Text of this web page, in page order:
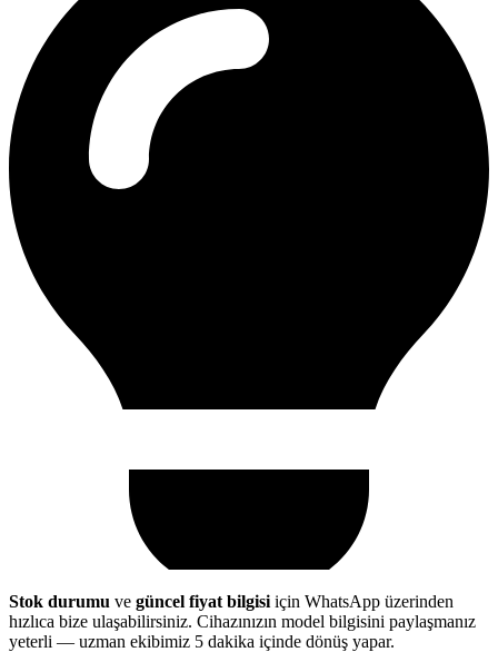
Stok durumu ve güncel fiyat bilgisi için WhatsApp üzerinden
hızlıca bize ulaşabilirsiniz. Cihazınızın model bilgisini paylaşmanız
yeterli — uzman ekibimiz 5 dakika içinde dönüş yapar.